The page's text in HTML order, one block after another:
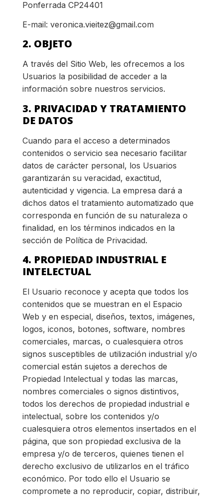
Ponferrada CP24401
E-mail: veronica.vieitez@gmail.com
2. OBJETO
A través del Sitio Web, les ofrecemos a los
Usuarios la posibilidad de acceder a la
información sobre nuestros servicios.
3. PRIVACIDAD Y TRATAMIENTO
DE DATOS
Cuando para el acceso a determinados
contenidos o servicio sea necesario facilitar
datos de carácter personal, los Usuarios
garantizarán su veracidad, exactitud,
autenticidad y vigencia. La empresa dará a
dichos datos el tratamiento automatizado que
corresponda en función de su naturaleza o
finalidad, en los términos indicados en la
sección de Política de Privacidad.
4. PROPIEDAD INDUSTRIAL E
INTELECTUAL
El Usuario reconoce y acepta que todos los
contenidos que se muestran en el Espacio
Web y en especial, diseños, textos, imágenes,
logos, iconos, botones, software, nombres
comerciales, marcas, o cualesquiera otros
signos susceptibles de utilización industrial y/o
comercial están sujetos a derechos de
Propiedad Intelectual y todas las marcas,
nombres comerciales o signos distintivos,
todos los derechos de propiedad industrial e
intelectual, sobre los contenidos y/o
cualesquiera otros elementos insertados en el
página, que son propiedad exclusiva de la
empresa y/o de terceros, quienes tienen el
derecho exclusivo de utilizarlos en el tráfico
económico. Por todo ello el Usuario se
compromete a no reproducir, copiar, distribuir,